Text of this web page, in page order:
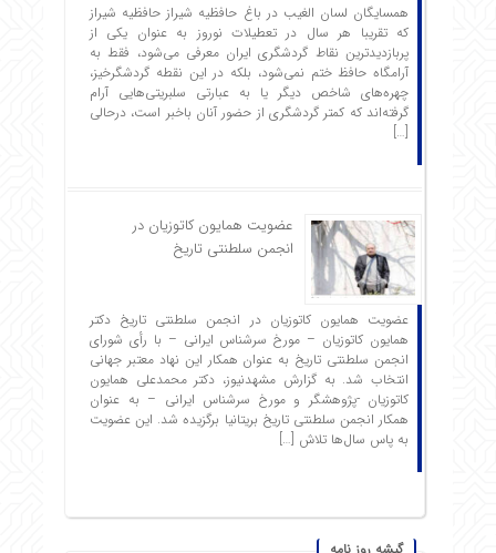
همسایگان لسان الغیب در باغ حافظیه شیراز حافظیه‌ شیراز
که تقریبا هر سال در تعطیلات نوروز به عنوان یکی از
پربازدیدترین نقاط گردشگری ایران معرفی می‌شود، فقط به
آرامگاه حافظ ختم نمی‌شود، بلکه در این نقطه گردشگرخیز،
چهره‌های شاخص دیگر یا به عبارتی سلبریتی‌هایی آرام
گرفته‌اند که کمتر گردشگری از حضور آنان باخبر است، درحالی
[…]
عضویت همایون کاتوزیان در
انجمن سلطنتی تاریخ
عضویت همایون کاتوزیان در انجمن سلطنتی تاریخ دکتر
همایون کاتوزیان – مورخ سرشناس ایرانی – با رأی شورای
انجمن سلطنتی تاریخ به عنوان همکار این نهاد معتبر جهانی
انتخاب شد. به گزارش مشهدنیوز، دکتر محمدعلی همایون
کاتوزیان -پژوهشگر و مورخ سرشناس ایرانی – به عنوان
همکار انجمن سلطنتی تاریخ بریتانیا برگزیده شد. این عضویت
به پاس سال‌ها تلاش […]
گیشه روز نامه